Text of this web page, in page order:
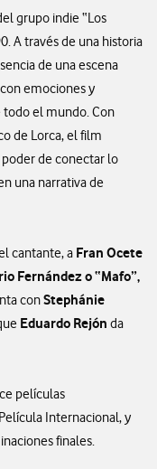
grupo indie “Los
A través de una historia
de una escena
emociones y
todo el mundo. Con
de Lorca, el film
de conectar lo
una narrativa de
cantante, a Fran Ocete
Fernández o “Mafo”,
conStephánie
Eduardo Rejón da
películas
Internacional, y
finales.